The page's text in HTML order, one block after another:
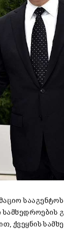
სააგენტოს
ქვეყნის